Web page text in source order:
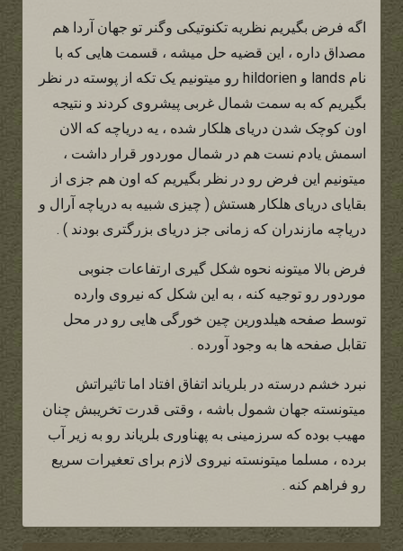
اگه فرض بگیریم نظریه تکنوتیکی وگنر تو جهان آردا هم
مصداق داره ، این قضیه حل میشه ، قسمت هایی که با
نام lands و hildorien رو میتونیم یک تکه از پوسته در نظر
بگیریم که به سمت شمال غربی پیشروی کردند و نتیجه
اون کوچک شدن دریای هلکار شده ، یه دریاچه که الان
اسمش یادم نست هم در شمال موردور قرار داشت ،
میتونیم این فرض رو در نظر بگیریم که اون هم جزی از
بقایای دریای هلکار هستش ( چیزی شبیه به دریاچه آرال و
دریاچه مازندران که زمانی جز دریای بزرگتری بودند ) .
فرض بالا میتونه نحوه شکل گیری ارتفاعات جنوبی
موردور رو توجیه کنه ، به این شکل که نیروی وارده
توسط صفحه هیلدورین چین خورگی هایی رو در محل
تقابل صفحه ها به وجود آورده .
نبرد خشم درسته در بلریاند اتفاق افتاد اما تاثیراتش
میتونسته جهان شمول باشه ، وقتی قدرت تخریبش چنان
مهیب بوده که سرزمینی به پهناوری بلریاند رو به زیر آب
برده ، مسلما میتونسته نیروی لازم برای تعغیرات سریع
رو فراهم کنه .